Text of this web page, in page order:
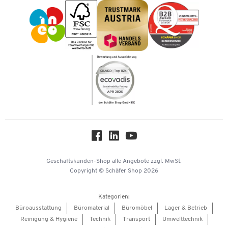
Impressum
Karriere
Kataloge
Geschäftskunden-Shop alle Angebote zzgl. MwSt.
Copyright © Schäfer Shop 2026
Kategorien:
Büroausstattung
Büromaterial Büromöbel
Lager & Betrieb
Reinigung & Hygiene
Technik Transport
Umwelttechnik